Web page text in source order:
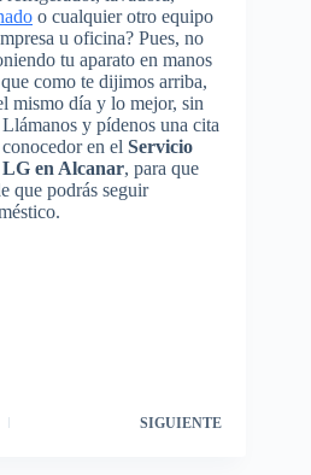
o cualquier otro equipo
u oficina? Pues, no
tu aparato en manos
como te dijimos arriba,
mismo día y lo mejor, sin
y pídenos una cita
en el Servicio
en Alcanar, para que
que podrás seguir
SIGUIENTE